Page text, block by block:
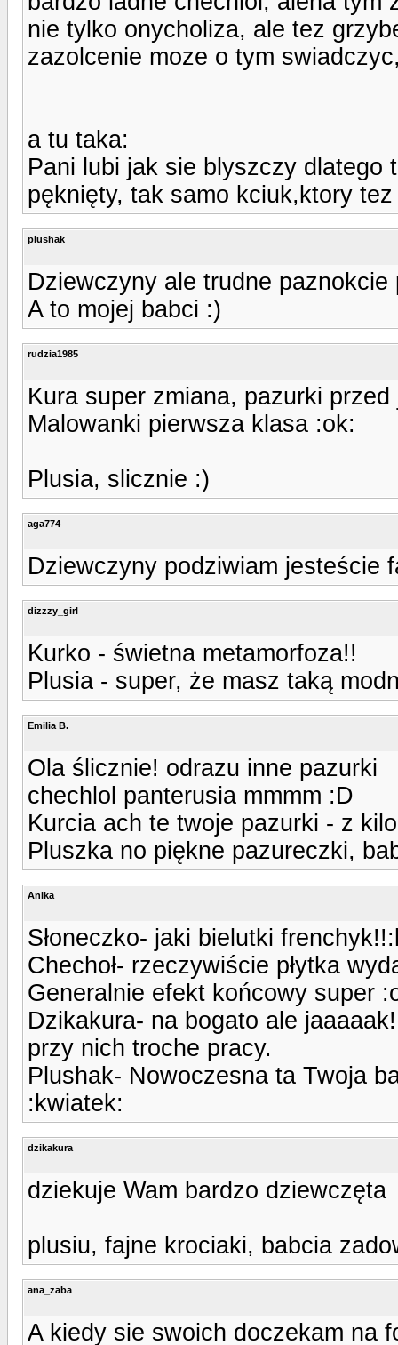
nie tylko onycholiza, ale tez
zazolcenie moze o tym
a tu taka:
Pani lubi jak sie blyszczy dlatego
pęknięty, tak samo kciuk,ktory
plushak
Dziewczyny ale trudne paznokcie
A to mojej babci :)
rudzia1985
Kura super zmiana, pazurki
Malowanki pierwsza klasa :ok:
Plusia, slicznie :)
aga774
Dziewczyny podziwiam jesteście
dizzzy_girl
Kurko - świetna metamorfoza!!
Plusia - super, że masz taką
Emilia B.
Ola ślicznie! odrazu inne pazurki
chechlol panterusia mmmm :D
Kurcia ach te twoje pazurki - z
Pluszka no piękne pazureczki,
Anika
Słoneczko- jaki bielutki
Chechoł- rzeczywiście płytka
Generalnie efekt końcowy super
Dzikakura- na bogato ale
przy nich troche pracy.
Plushak- Nowoczesna ta Twoja
:kwiatek:
dzikakura
dziekuje Wam bardzo dziewczęta
plusiu, fajne krociaki, babcia
ana_zaba
A kiedy sie swoich doczekam na